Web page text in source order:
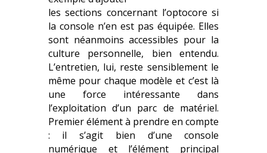
les sections concernant l’optocore si
la console n’en est pas équipée. Elles
sont néanmoins accessibles pour la
culture personnelle, bien entendu.
L’entretien, lui, reste sensiblement le
même pour chaque modèle et c’est là
une force intéressante dans
l’exploitation d’un parc de matériel.
Premier élément à prendre en compte
: il s’agit bien d’une console
numérique et l’élément principal